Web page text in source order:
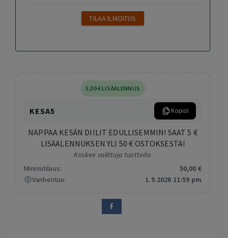
5,00€LISÄALENNUS
KESA5 Kopioi
NAPPAA KESÄN DIILIT EDULLISEMMIN! SAAT 5 €
LISÄALENNUKSEN YLI 50 € OSTOKSESTA!
Koskee valittuja tuotteita
Minimitilaus:
50,00 €
Vanhentuu:
1.9.2026 11:59 pm